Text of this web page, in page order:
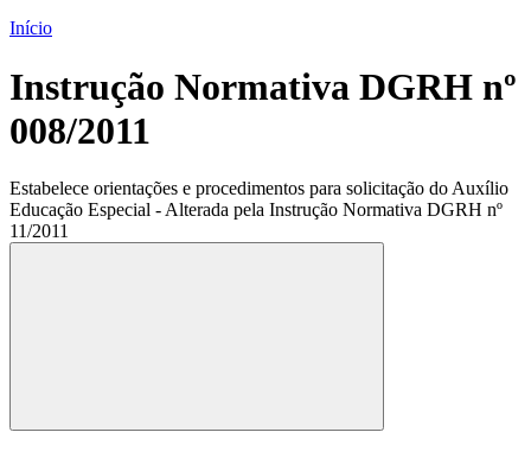
Início
Instrução Normativa DGRH nº
008/2011
Estabelece orientações e procedimentos para solicitação do Auxílio
Educação Especial - Alterada pela Instrução Normativa DGRH nº
11/2011
Compartilhar